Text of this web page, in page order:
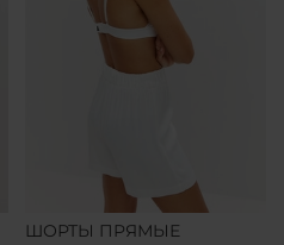
ШОРТЫ ПРЯМЫЕ